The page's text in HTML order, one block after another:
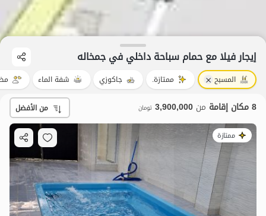
إيجار فيلا مع حمام سباحة داخلي في جمخاله
المسبح ممتازة. جاكوزي شفة الماء
8 مكان إقامة من 3,900,000 تومان من الأفضل
ممتازة